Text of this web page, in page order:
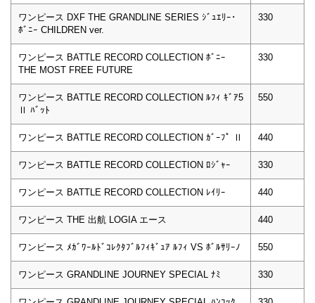
ワンピース DXF THE GRANDLINE SERIES ｼﾞｭｴﾘｰ･
ﾎﾞﾆｰ CHILDREN ver.
330
ワンピース BATTLE RECORD COLLECTION ﾎﾞﾆｰ
THE MOST FREE FUTURE
330
ワンピース BATTLE RECORD COLLECTION ﾙﾌｨ ｷﾞｱ5
Ⅱ ﾊﾞｯﾄ
550
ワンピース BATTLE RECORD COLLECTION ｶﾞｰﾌﾟ Ⅱ 440
ワンピース BATTLE RECORD COLLECTION ﾛｼﾞｬｰ 330
ワンピース BATTLE RECORD COLLECTION ﾚｲﾘｰ 440
ワンピース THE 出航 LOGIA エース 440
ワンピース ﾒｶﾞﾜｰﾙﾄﾞｺﾚｸﾀﾌﾞﾙﾌｨｷﾞｭｱ ﾙﾌｨ VS ﾎﾞﾙｻﾘｰﾉ 550
ワンピース GRANDLINE JOURNEY SPECIAL ﾅﾐ 330